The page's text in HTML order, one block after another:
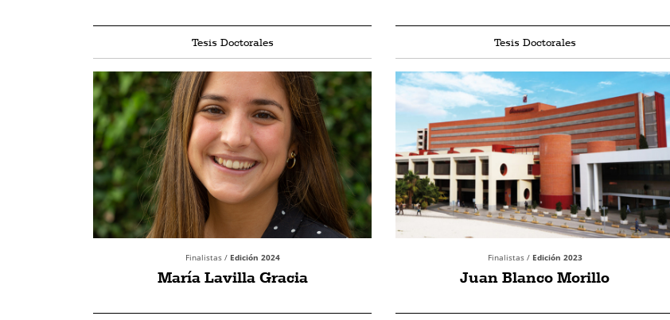
Tesis Doctorales
Finalistas / Edición 2024
María Lavilla Gracia
Tesis Doctorales
Finalistas / Edición 2023
Juan Blanco Morillo